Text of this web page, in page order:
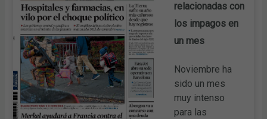
relacionadas con
los impagos en
un mes
Noviembre ha
sido un mes
muy intenso
para las